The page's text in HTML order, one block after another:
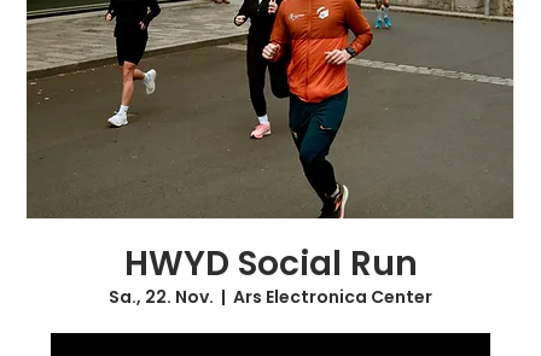
HWYD Social Run
Sa., 22. Nov.
  |
Ars Electronica Center